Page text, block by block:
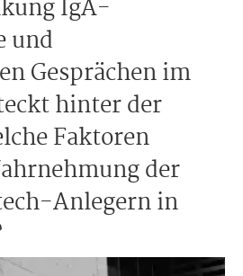
IgA-
und
Gesprächen im
hinter der
Faktoren
der
Anlegern in